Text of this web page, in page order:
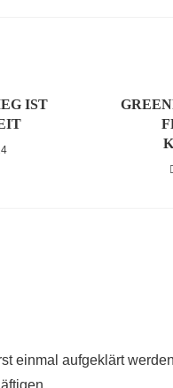
IST
einmal aufgeklärt